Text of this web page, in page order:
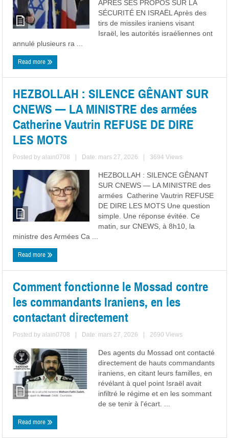
APRÈS SES PROPOS SUR LA
SÉCURITÉ EN ISRAËL Après des
tirs de missiles iraniens visant
Israël, les autorités israéliennes ont
annulé plusieurs ra ...
Read more
HEZBOLLAH : SILENCE GÊNANT SUR
CNEWS — LA MINISTRE des armées
Catherine Vautrin REFUSE DE DIRE
LES MOTS
Posted byalain0708 Date: mars 27, 2026 3694 Views
HEZBOLLAH : SILENCE GÊNANT
SUR CNEWS — LA MINISTRE des
armées Catherine Vautrin REFUSE
DE DIRE LES MOTS Une question
simple. Une réponse évitée. Ce
matin, sur CNEWS, à 8h10, la
ministre des Armées Ca ...
Read more
Comment fonctionne le Mossad contre
les commandants Iraniens, en les
contactant directement
Posted byalain0708 Date: mars 27, 2026 2690 Views
Des agents du Mossad ont contacté
directement de hauts commandants
iraniens, en citant leurs familles, en
révélant à quel point Israël avait
infiltré le régime et en les sommant
de se tenir à l'écart. ...
Read more